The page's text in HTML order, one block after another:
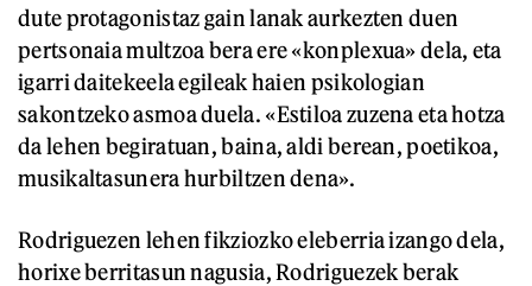
dute protagonistaz gain lanak aurkezten duen
pertsonaia multzoa bera ere «konplexua» dela, eta
igarri daitekeela egileak haien psikologian
sakontzeko asmoa duela. «Estiloa zuzena eta hotza
da lehen begiratuan, baina, aldi berean, poetikoa,
musikaltasunera hurbiltzen dena».
Rodriguezen lehen fikziozko eleberria izango dela,
horixe berritasun nagusia, Rodriguezek berak